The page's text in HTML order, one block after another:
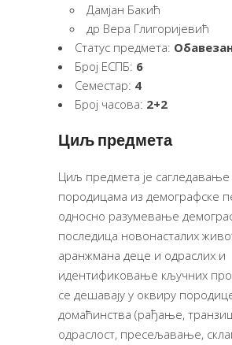
Дамјан Бакић
др Вера Глигоријевић
Статус предмета:
Број ЕСПБ: 6
Семестар: 4
Број часова: 2+2
Циљ предмета
Циљ предмета је
породицама из демографске
односно разумевање
последица новонасталих
аранжмана деце и одраслих и
идентификовање кључних
се дешавају у оквиру
домаћинства (рађање,
одраслост, пресељавање,